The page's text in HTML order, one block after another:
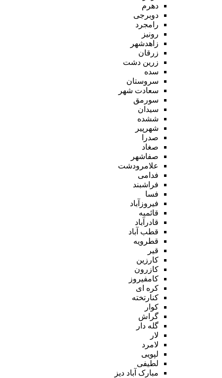
دهرم
دوبرجی
رامجرد
رونیز
زاهدشهر
زرقان
زرین دشت
سده
سروستان
سعادت شهر
سورمق
سیدان
ششده
شهرپیر
صدرا
صغاد
صفاشهر
علامرودشت
فدامی
فراشبند
فسا
فیروزآباد
قائمیه
قادرآباد
قطب آباد
قطرویه
قیر
کارزین
کازرون
کامفیروز
کره ای
کنارتخته
کوار
گراش
گله دار
لار
لامرد
لپویی
لطیفی
مبارک آباد دیز